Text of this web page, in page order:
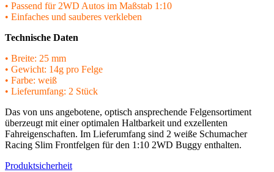
• Passend für 2WD Autos im Maßstab 1:10
• Einfaches und sauberes verkleben
Technische Daten
• Breite: 25 mm
• Gewicht: 14g pro Felge
• Farbe: weiß
• Lieferumfang: 2 Stück
Das von uns angebotene, optisch ansprechende Felgensortiment
überzeugt mit einer optimalen Haltbarkeit und exzellenten
Fahreigenschaften. Im Lieferumfang sind 2 weiße Schumacher
Racing Slim Frontfelgen für den 1:10 2WD Buggy enthalten.
Produktsicherheit